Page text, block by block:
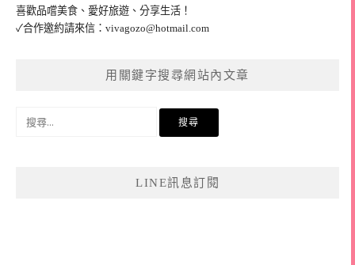
喜歡品嚐美食、愛好旅遊、分享生活！
✓合作邀約請來信： vivagozo@hotmail.com
用關鍵字搜尋網站內文章
LINE訊息訂閱